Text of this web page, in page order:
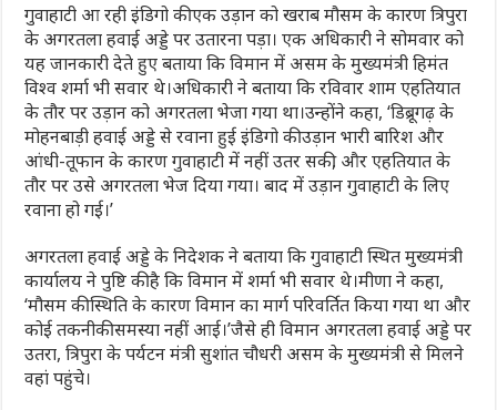
गुवाहाटी आ रही इंडिगो की एक उड़ान को खराब मौसम के कारण त्रिपुरा
के अगरतला हवाई अड्डे पर उतारना पड़ा। एक अधिकारी ने सोमवार को
यह जानकारी देते हुए बताया कि विमान में असम के मुख्यमंत्री हिमंत
विश्व शर्मा भी सवार थे।अधिकारी ने बताया कि रविवार शाम एहतियात
के तौर पर उड़ान को अगरतला भेजा गया था।उन्होंने कहा, ‘डिब्रूगढ़ के
मोहनबाड़ी हवाई अड्डे से रवाना हुई इंडिगो की उड़ान भारी बारिश और
आंधी-तूफान के कारण गुवाहाटी में नहीं उतर सकी, और एहतियात के
तौर पर उसे अगरतला भेज दिया गया। बाद में उड़ान गुवाहाटी के लिए
रवाना हो गई।’
अगरतला हवाई अड्डे के निदेशक ने बताया कि गुवाहाटी स्थित मुख्यमंत्री
कार्यालय ने पुष्टि की है कि विमान में शर्मा भी सवार थे।मीणा ने कहा,
‘मौसम की स्थिति के कारण विमान का मार्ग परिवर्तित किया गया था और
कोई तकनीकी समस्या नहीं आई।’जैसे ही विमान अगरतला हवाई अड्डे पर
उतरा, त्रिपुरा के पर्यटन मंत्री सुशांत चौधरी असम के मुख्यमंत्री से मिलने
वहां पहुंचे।